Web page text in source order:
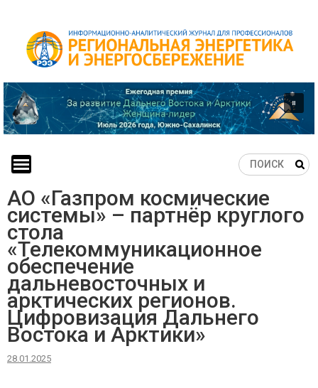
content
АО «Газпром космические
системы» – партнёр круглого
стола
«Телекоммуникационное
обеспечение
дальневосточных и
арктических регионов.
Цифровизация Дальнего
Востока и Арктики»
28.01.2025